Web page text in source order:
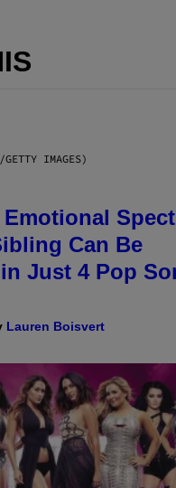
IMAGES)
Can Be
Just 4 Pop
Lauren Boisvert